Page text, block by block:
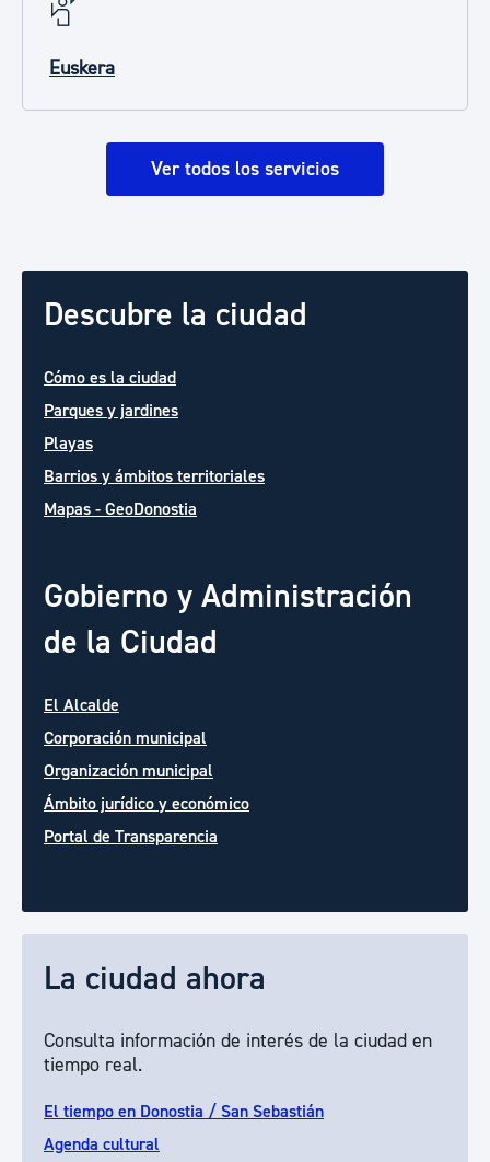
Euskera
Ver todos los servicios
Descubre la ciudad
Cómo es la ciudad
Parques y jardines
Playas
Barrios y ámbitos territoriales
Mapas - GeoDonostia
Gobierno y Administración
de la Ciudad
El Alcalde
Corporación municipal
Organización municipal
Ámbito jurídico y económico
Portal de Transparencia
La ciudad ahora
Consulta información de interés de la ciudad en
tiempo real.
El tiempo en Donostia / San Sebastián
Agenda cultural